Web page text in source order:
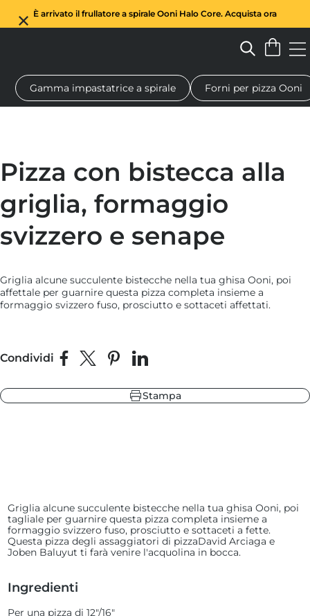
È arrivato il frullatore a spirale Ooni Halo Core. Acquista ora
nera
Forno a legna per pizza Impastatrice a spirale Regali
Gamma impastatrice a spirale Forni per pizza Ooni
Pizza con bistecca alla
griglia, formaggio
svizzero e senape
Griglia alcune succulente bistecche nella tua ghisa Ooni, poi
affettale per guarnire questa pizza completa insieme a
formaggio svizzero fuso, prosciutto e sottaceti affettati.
Condividi Condividi su Facebook
Condividi su X
Fai pin su Pinterest
Condividi su LinkedIn
Stampa
Griglia alcune succulente bistecche nella tua ghisa Ooni, poi
tagliale per guarnire questa pizza completa insieme a
formaggio svizzero fuso, prosciutto e sottaceti a fette.
Questa pizza degliassaggiatori di pizzaDavid Arciaga e
Joben Baluyut ti farà venire l'acquolina in bocca.
Ingredienti
Per una pizza di 12"/16"